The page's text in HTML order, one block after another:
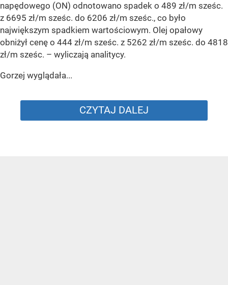
napędowego (ON) odnotowano spadek o 489 zł/m sześc.
z 6695 zł/m sześc. do 6206 zł/m sześc., co było
największym spadkiem wartościowym. Olej opałowy
obniżył cenę o 444 zł/m sześc. z 5262 zł/m sześc. do 4818
zł/m sześc. – wyliczają analitycy.
Gorzej wyglądała...
CZYTAJ DALEJ